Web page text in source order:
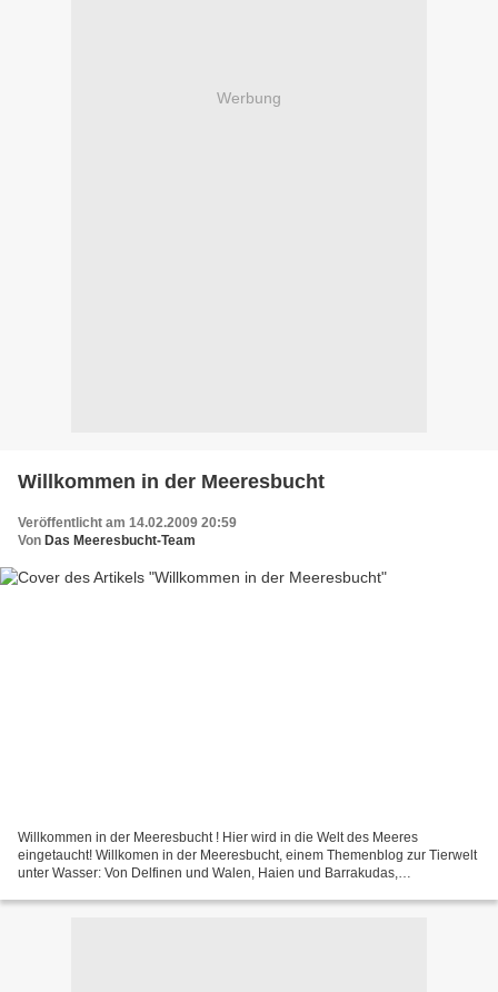
Werbung
Willkommen in der Meeresbucht
Veröffentlicht am 14.02.2009 20:59
Von Das Meeresbucht-Team
Willkommen in der Meeresbucht ! Hier wird in die Welt des Meeres
eingetaucht! Willkomen in der Meeresbucht, einem Themenblog zur Tierwelt
unter Wasser: Von Delfinen und Walen, Haien und Barrakudas,